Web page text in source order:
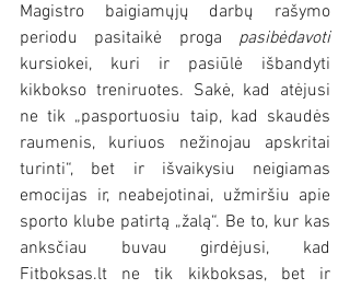
Magistro baigiamųjų darbų rašymo
periodu pasitaikė proga
pasibėdavoti
kursiokei, kuri ir pasiūlė išbandyti
kikbokso treniruotes. Sakė, kad atėjusi
ne tik „pasportuosiu taip, kad skaudės
raumenis, kuriuos nežinojau apskritai
turinti“, bet ir išvaikysiu neigiamas
emocijas ir, neabejotinai, užmiršiu apie
sporto klube patirtą „žalą“. Be to, kur kas
anksčiau buvau girdėjusi, kad
Fitboksas.lt ne tik kikboksas, bet ir